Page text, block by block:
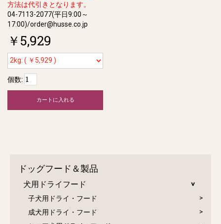
方法は代引きとなります。
04-7113-2077(平日9:00～
17:00)/order@husse.co.jp
￥5,929
個数:
カートに入れる
ドッグフード＆製品
犬用ドライフード
子犬用ドライ・フード
成犬用ドライ・フード